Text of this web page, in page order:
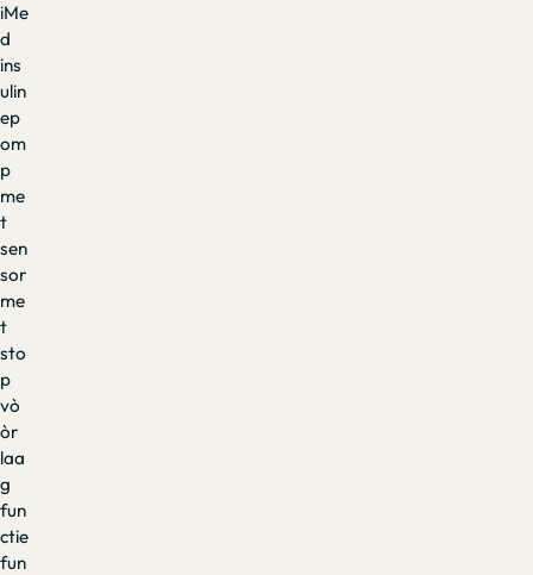
iMe
d
ins
ulin
ep
om
p
me
t
sen
sor
me
t
sto
p
vò
òr
laa
g
fun
ctie
fun